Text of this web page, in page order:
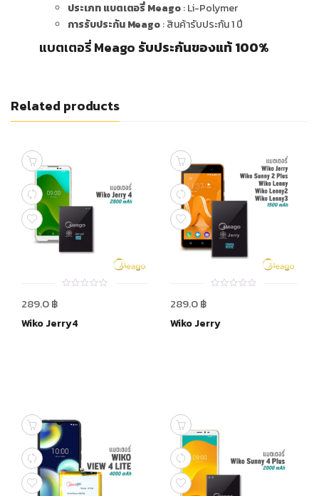
ประเภท แบตเตอรี่ Meago: Li-Polymer
การรับประกัน Meago: สินค้ารับประกัน 1 ปี
แบตเตอรี่ Meago รับประกันของแท้ 100%
Related products
5
289.0฿
Wiko Jerry4
5
289.0฿
Wiko Jerry